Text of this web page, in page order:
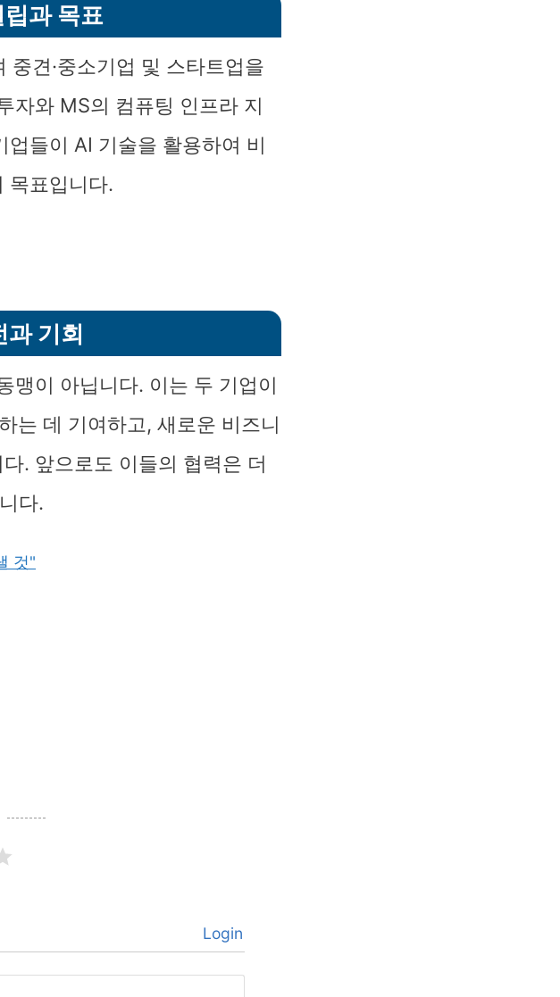
과 목표
견·중소기업 및 스타트업을
자와 MS의 컴퓨팅 인프라 지
들이 AI 기술을 활용하여 비
목표입니다.
과 기회
맹이 아닙니다. 이는 두 기업이
는 데 기여하고, 새로운 비즈니
. 앞으로도 이들의 협력은 더
다.
것"
Login